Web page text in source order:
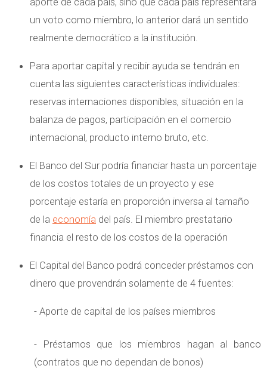
un voto como miembro, lo anterior dará un sentido
realmente democrático a la institución.
Para aportar capital y recibir ayuda se tendrán en
cuenta las siguientes características individuales:
reservas internaciones disponibles, situación en la
balanza de pagos, participación en el comercio
internacional, producto interno bruto, etc.
El Banco del Sur podría financiar hasta un porcentaje
de los costos totales de un proyecto y ese
porcentaje estaría en proporción inversa al tamaño
de la economía del país. El miembro prestatario
financia el resto de los costos de la operación
El Capital del Banco podrá conceder préstamos con
dinero que provendrán solamente de 4 fuentes:
- Aporte de capital de los países miembros
- Préstamos que los miembros hagan al banco
(contratos que no dependan de bonos)